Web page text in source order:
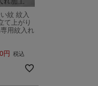
紋 紋入
て上がり
用紋入れ
税込